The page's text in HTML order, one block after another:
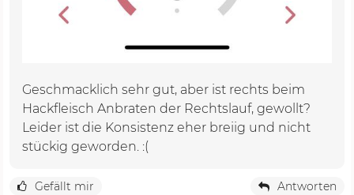
Geschmacklich sehr gut, aber ist rechts beim
Hackfleisch Anbraten der Rechtslauf, gewollt?
Leider ist die Konsistenz eher breiig und nicht
stückig geworden. :(
Gefällt mir Antworten